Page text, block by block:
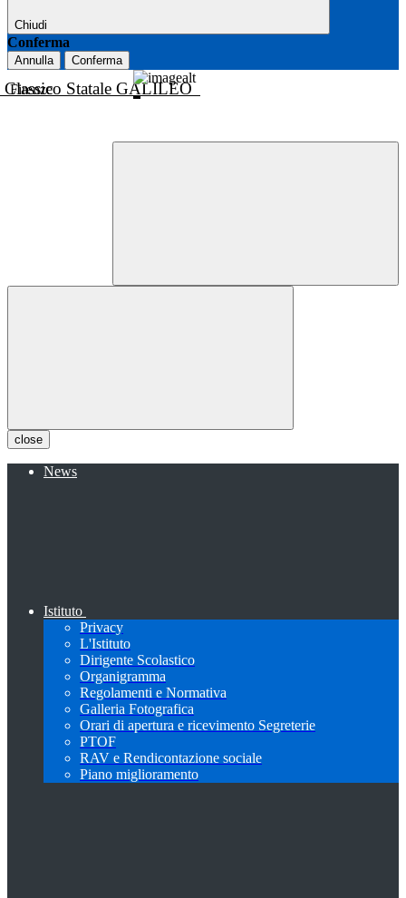
Chiudi
Conferma
Annulla Conferma
Classico Statale GALILEO
Firenze
close
News
Istituto
Privacy
L'Istituto
Dirigente Scolastico
Organigramma
Regolamenti e Normativa
Galleria Fotografica
Orari di apertura e ricevimento Segreterie
PTOF
RAV e Rendicontazione sociale
Piano miglioramento